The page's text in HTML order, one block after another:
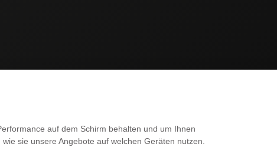
auf dem Schirm behalten und um Ihnen
sie unsere Angebote auf welchen Geräten nutzen.
SERVICE